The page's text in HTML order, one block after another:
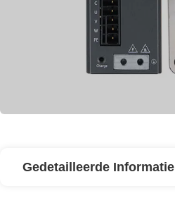
Gedetailleerde Informatie